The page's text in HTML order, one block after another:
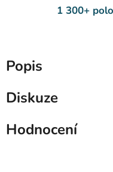
1 300+
Popis
Diskuze
Hodnocení